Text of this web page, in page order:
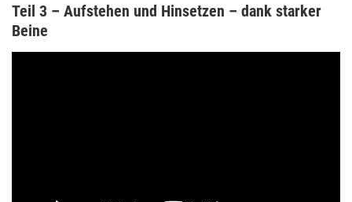
Teil 3 – Aufstehen und Hinsetzen – dank starker
Beine